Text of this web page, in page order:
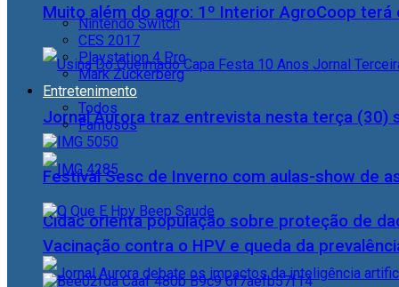
Muito além do agro: 1º Interior AgroCoop
Jornal Aurora traz entrevista nesta terça (30)
Cidac orienta população sobre proteção de
Nintendo Switch
CES 2017
Playstation 4 Pro
Mark Zuckerberg
Entretenimento
Todos
Famosos
Festival Sesc de Inverno com aulas-show de
Vacinação contra o HPV e queda da